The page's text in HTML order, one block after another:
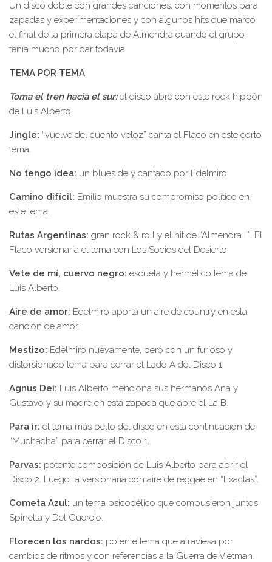
Un disco doble con grandes canciones, con momentos para
zapadas y experimentaciones y con algunos hits que marcó
el final de la primera etapa de Almendra cuando el grupo
tenía mucho por dar todavía.
TEMA POR TEMA
Toma el tren hacia el sur: el disco abre con este rock hippón
de Luis Alberto.
Jingle: “vuelve del cuento veloz” canta el Flaco en este corto
tema.
No tengo idea: un blues de y cantado por Edelmiro.
Camino difícil: Emilio muestra su compromiso político en
este tema.
Rutas Argentinas: gran rock & roll y el hit de “Almendra II”. El
Flaco versionaría el tema con Los Socios del Desierto.
Vete de mí, cuervo negro: escueta y hermético tema de
Luis Alberto.
Aire de amor: Edelmiro aporta un aire de country en esta
canción de amor.
Mestizo: Edelmiro nuevamente, pero con un furioso y
distorsionado tema para cerrar el Lado A del Disco 1.
Agnus Dei: Luis Alberto menciona sus hermanos Ana y
Gustavo y su madre en esta zapada que abre el La B.
Para ir: el tema más bello del disco en esta continuación de
“Muchacha” para cerrar el Disco 1.
Parvas: potente composición de Luis Alberto para abrir el
Disco 2. Luego la versionaría con aire de reggae en “Exactas”.
Cometa Azul: un tema psicodélico que compusieron juntos
Spinetta y Del Guercio.
Florecen los nardos: potente tema que atraviesa por
cambios de ritmos y con referencias a la Guerra de Vietman.